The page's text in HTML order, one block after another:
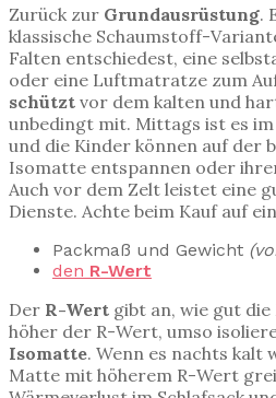
Zurück zur Grundausrüstung.
klassische Schaumstoff-
Falten entschiedest, eine
oder eine Luftmatratze zum
schützt vor dem kalten und
unbedingt mit. Mittags ist es
und die Kinder können auf der
Isomatte entspannen oder
Auch vor dem Zelt leistet eine
Dienste. Achte beim Kauf auf
Packmaß und Gewicht
den R-Wert
Der R-Wert gibt an, wie gut
höher der R-Wert, umso
Isomatte. Wenn es nachts
Matte mit höherem R-Wert